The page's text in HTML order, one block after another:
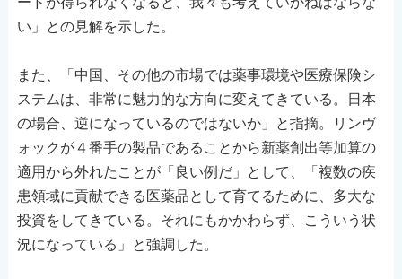
い」との見解を示した。
また、「中国、その他の市場では薬事環境や医療保険シ
ステムは、非常に魅力的な方向に変えてきている。日本
の場合、逆になっているのではないか」と指摘。リンヴ
ォックが４番手の製品であることから新薬創出等加算の
適用から外れたことが「良い例だ」として、「複数の疾
患領域に貢献できる医薬品として育てるために、多大な
投資をしてきている。それにもかかわらず、こういう状
況になっている」と強調した。